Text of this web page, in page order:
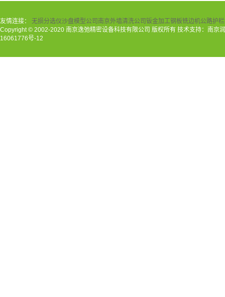
友情连接： 无损分选仪沙盘模型公司 南京外墙清洗公司 钣金加工钢板铣边机公路护
Copyright © 2002-2020 南京逸弛精密设备科技有限公司 版权所有 技术支持：南京
16061776号-12